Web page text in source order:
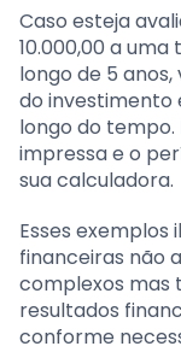
Caso esteja
10.000,00 a
longo de 5
do
longo do tempo.
impressa e o
sua calculadora.
Esses
financeiras não
complexos
resultados
conforme